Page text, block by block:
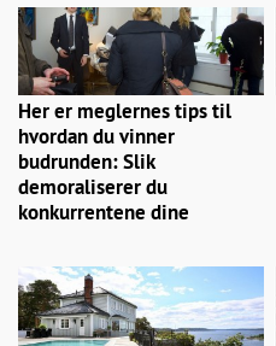
Her er meglernes tips til
hvordan du vinner
budrunden: Slik
demoraliserer du
konkurrentene dine